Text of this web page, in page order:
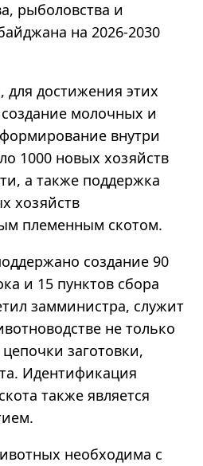
рыболовства и
на 2026-2030
достижения этих
молочных и
внутри
1000 новых хозяйств
а также поддержка
хозяйств
племенным скотом.
создание 90
и 15 пунктов сбора
замминистра, служит
не только
заготовки,
Идентификация
также является
необходима с